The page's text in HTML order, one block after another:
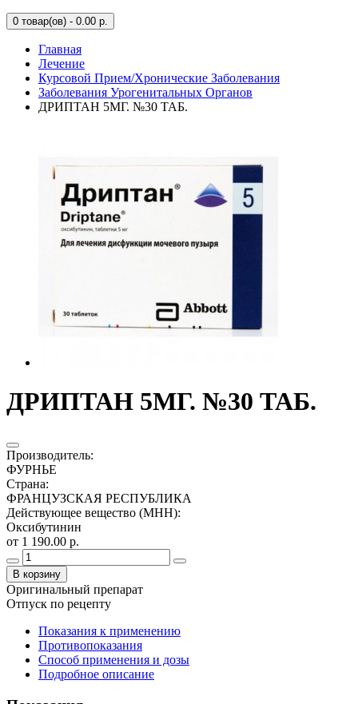
0 товар(ов) - 0.00 р.
Главная
Лечение
Курсовой Прием/Хронические Заболевания
Заболевания Урогенитальных Органов
ДРИПТАН 5МГ. №30 ТАБ.
ДРИПТАН 5МГ. №30 ТАБ.
Производитель:
ФУРНЬЕ
Страна:
ФРАНЦУЗСКАЯ РЕСПУБЛИКА
Действующее вещество (МНН):
Оксибутинин
от 1 190.00 р.
В корзину
Оригинальный препарат
Отпуск по рецепту
Показания к применению
Противопоказания
Способ применения и дозы
Подробное описание